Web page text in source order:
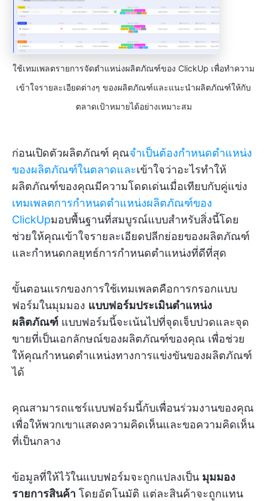
ใช้เทมเพลตรายการจัดตำแหน่งผลิตภัณฑ์ของ ClickUp เพื่อทำความ
เข้าใจรายละเอียดต่างๆ ของผลิตภัณฑ์และแนะนำผลิตภัณฑ์ให้กับ
ตลาดเป้าหมายได้อย่างเหมาะสม
ก่อนเปิดตัวผลิตภัณฑ์ คุณจำเป็นต้องกำหนดตำแหน่ง
ของผลิตภัณฑ์ในตลาดและเข้าใจว่าอะไรทำให้
ผลิตภัณฑ์ของคุณมีความโดดเด่นเมื่อเทียบกับคู่แข่ง
เทมเพลตการกำหนดตำแหน่งผลิตภัณฑ์ของ
ClickUpมอบพื้นฐานที่สมบูรณ์แบบสำหรับสิ่งนี้โดย
ช่วยให้คุณเข้าใจรายละเอียดปลีกย่อยของผลิตภัณฑ์
และกำหนดกลยุทธ์การกำหนดตำแหน่งที่ดีที่สุด
ขั้นตอนแรกของการใช้เทมเพลตคือการกรอกแบบ
ฟอร์มในมุมมอง แบบฟอร์มประเมินตำแหน่ง
ผลิตภัณฑ์ แบบฟอร์มนี้จะเน้นไปที่จุดเจ็บปวดและจุด
ขายที่เป็นเอกลักษณ์ของผลิตภัณฑ์ของคุณ เพื่อช่วย
ให้คุณกำหนดตำแหน่งทางการแข่งขันของผลิตภัณฑ์
ได้
คุณสามารถแชร์แบบฟอร์มนี้กับเพื่อนร่วมงานของคุณ
เพื่อให้พวกเขาแสดงความคิดเห็นและขอความคิดเห็น
ที่เป็นกลาง
ข้อมูลที่ให้ไว้ในแบบฟอร์มจะถูกแปลงเป็น มุมมอง
รายการสินค้า โดยอัตโนมัติ แต่ละสินค้าจะถูกแทน